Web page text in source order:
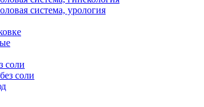
система, урология
соли
соли